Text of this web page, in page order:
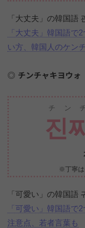
「大丈夫」の韓国語
「大丈夫」韓国語で
い方、韓国人のケン
チンチャキヨウォ
진
チン
※丁寧は
「可愛い」の韓国語
「可愛い」韓国語で
注意点、若者言葉も